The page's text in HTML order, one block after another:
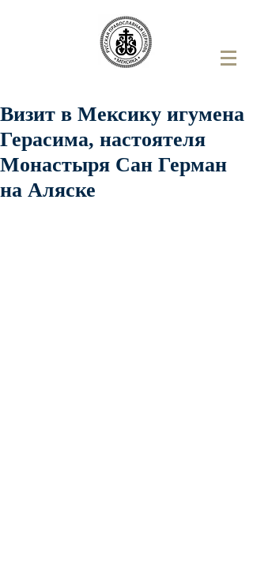
Визит в Мексику игумена
Герасима, настоятеля
Монастыря Сан Герман
на Аляске